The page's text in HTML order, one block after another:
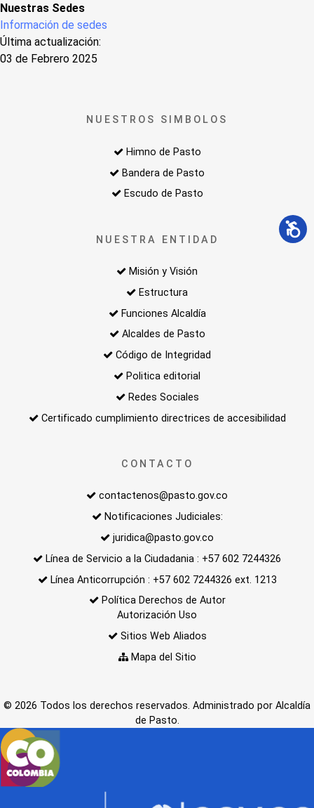
Nuestras Sedes
Información de sedes
Última actualización:
03 de Febrero 2025
NUESTROS SIMBOLOS
Himno de Pasto
Bandera de Pasto
Escudo de Pasto
NUESTRA ENTIDAD
Misión y Visión
Estructura
Funciones Alcaldía
Alcaldes de Pasto
Código de Integridad
Politica editorial
Redes Sociales
Certificado cumplimiento directrices de accesibilidad
CONTACTO
contactenos@pasto.gov.co
Notificaciones Judiciales:
juridica@pasto.gov.co
Línea de Servicio a la Ciudadania : +57 602 7244326
Línea Anticorrupción : +57 602 7244326 ext. 1213
Política Derechos de Autor
Autorización Uso
Sitios Web Aliados
Mapa del Sitio
© 2026 Todos los derechos reservados. Administrado por Alcaldía
de Pasto.